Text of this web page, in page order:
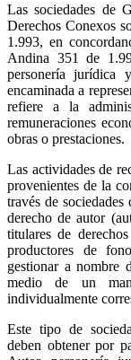
Las sociedades de
Derechos Conexos
1.993, en
Andina 351 de
personería jurídica
encaminada a
refiere a la
remuneraciones
obras o prestaciones.
Las actividades de
provenientes de la
través de
derecho de autor
titulares de
productores de
gestionar a nombre
medio de un
individualmente
Este tipo de
deben obtener por